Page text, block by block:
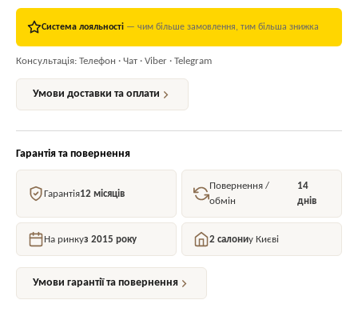
Система лояльності — чим більше замовлення, тим більша знижка
Консультація: Телефон · Чат · Viber · Telegram
Умови доставки та оплати
Гарантія та повернення
Гарантія12 місяців
Повернення /
обмін
14
днів
На ринкуз 2015 року 2 салониу Києві
Умови гарантії та повернення